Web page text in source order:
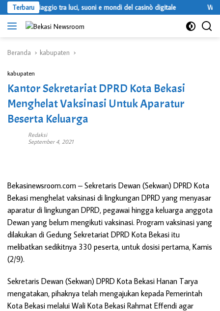
Langsung
ke
konten
Terbaru
Un viaggio tra luci, suoni e mondi del casinò digitale
Beranda kabupaten
kabupaten
Kantor Sekretariat DPRD Kota Bekasi
Menghelat Vaksinasi Untuk Aparatur
Beserta Keluarga
Redaksi
September 4, 2021
Bekasinewsroom.com – Sekretaris Dewan (Sekwan) DPRD Kota
Bekasi menghelat vaksinasi di lingkungan DPRD yang menyasar
aparatur di lingkungan DPRD, pegawai hingga keluarga anggota
Dewan yang belum mengikuti vaksinasi. Program vaksinasi yang
dilakukan di Gedung Sekretariat DPRD Kota Bekasi itu
melibatkan sedikitnya 330 peserta, untuk dosisi pertama, Kamis
(2/9).
Sekretaris Dewan (Sekwan) DPRD Kota Bekasi Hanan Tarya
mengatakan, pihaknya telah mengajukan kepada Pemerintah
Kota Bekasi melalui Wali Kota Bekasi Rahmat Effendi agar